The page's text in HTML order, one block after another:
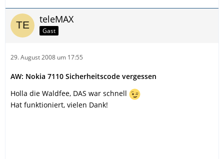
teleMAX
Gast
29. August 2008 um 17:55
AW: Nokia 7110 Sicherheitscode vergessen
Holla die Waldfee, DAS war schnell
Hat funktioniert, vielen Dank!